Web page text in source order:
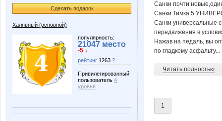
Сделать подарок
Халявный (основной)
популярность:
21047 место
-5 ↓
рейтинг 1263 ?
Привилегированный
пользователь 4
уровня
Санки почти
Санки Тимка 5
Санки универсальные
передвижения в
Нажав на педаль, вы
по гладкому асфальту...
Читать полностью
1